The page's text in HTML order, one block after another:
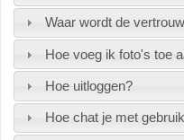
Waar wordt de
Hoe voeg ik foto's toe
Hoe uitloggen?
Hoe chat je met